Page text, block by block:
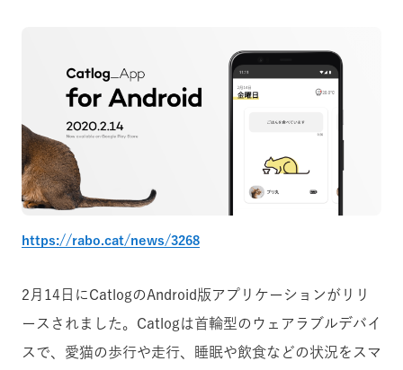
https://rabo.cat/news/3268
2月14日にCatlogのAndroid版アプリケーションがリリ
ースされました。Catlogは首輪型のウェアラブルデバイ
スで、愛猫の歩行や走行、睡眠や飲食などの状況をスマ